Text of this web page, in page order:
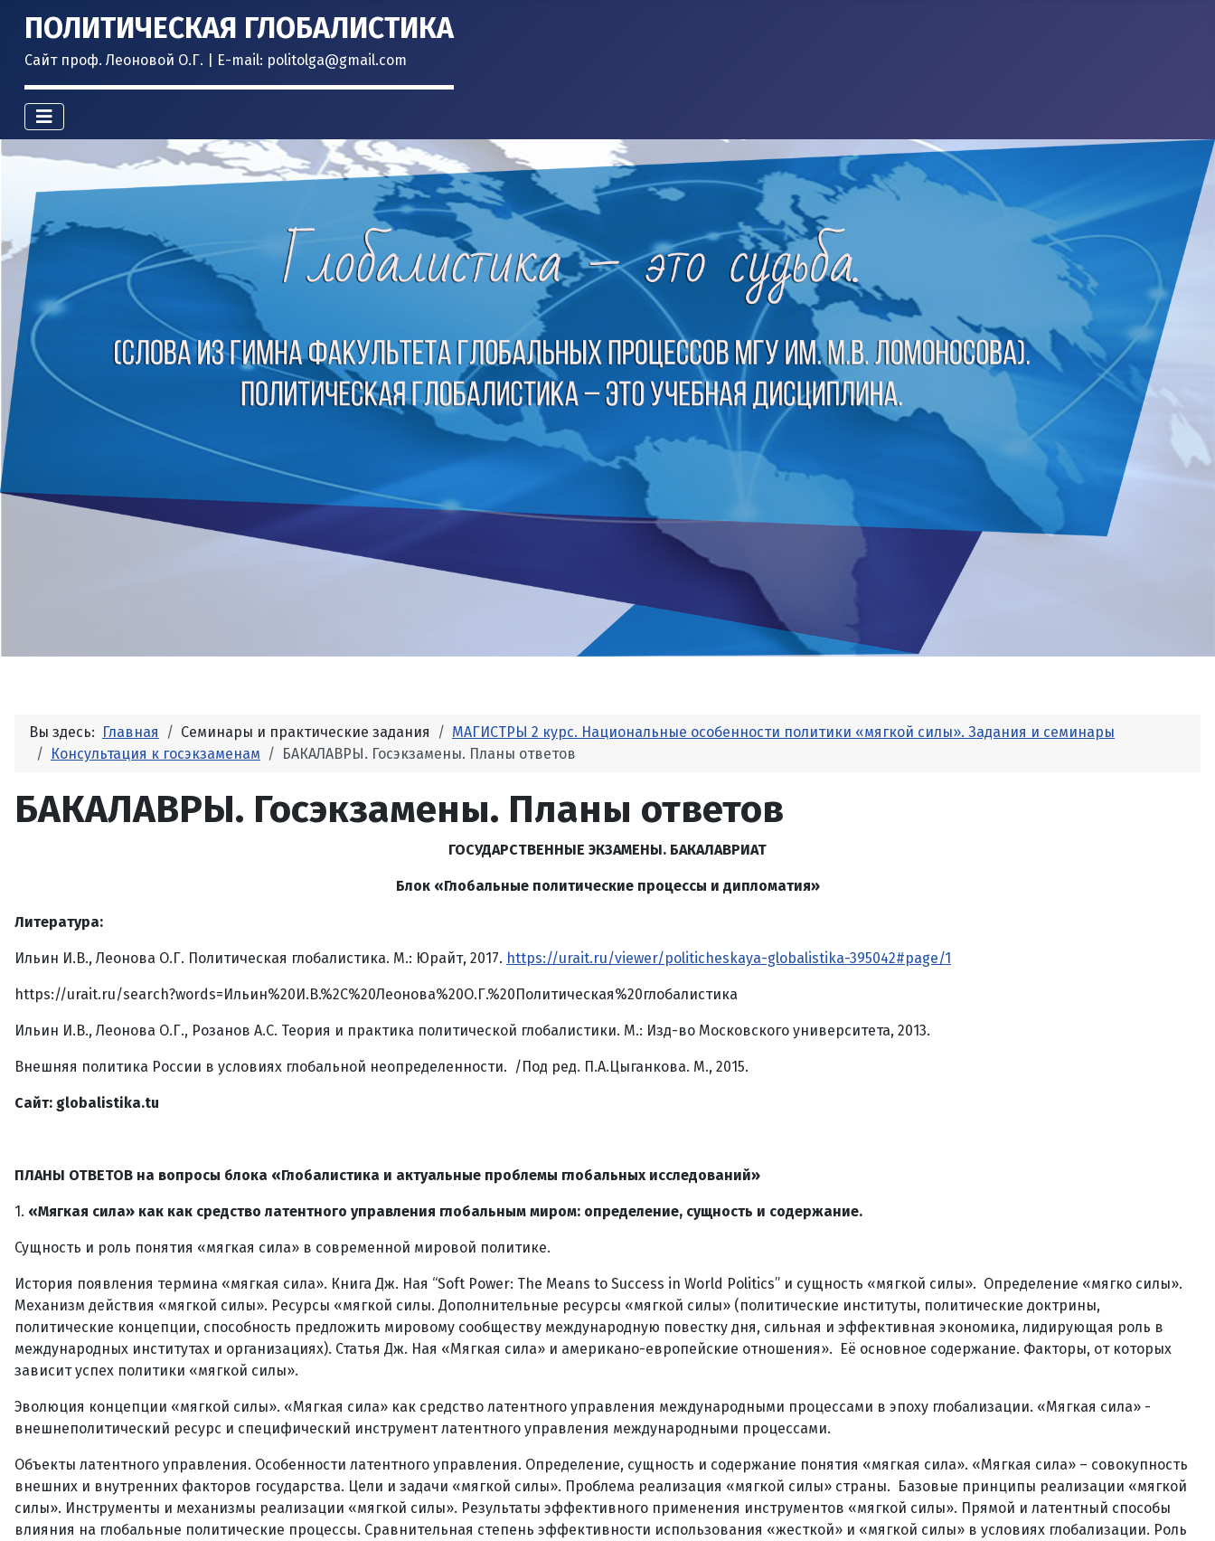
ПОЛИТИЧЕСКАЯ ГЛОБАЛИСТИКА
Сайт проф. Леоновой О.Г. | E-mail: politolga@gmail.com
Вы здесь: Главная Семинары и практические задания
МАГИСТРЫ 2 курс. Национальные особенности политики «мягкой силы». Задания и семинары
Консультация к госэкзаменам
БАКАЛАВРЫ. Госэкзамены. Планы ответов
БАКАЛАВРЫ. Госэкзамены. Планы ответов
ГОСУДАРСТВЕННЫЕ ЭКЗАМЕНЫ. БАКАЛАВРИАТ
Блок «Глобальные политические процессы и дипломатия»
Литература:
Ильин И.В., Леонова О.Г. Политическая глобалистика. М.: Юрайт, 2017. https://urait.ru/viewer/politicheskaya-globalistika-395042#page/1
https://urait.ru/search?words=Ильин%20И.В.%2C%20Леонова%20О.Г.%20Политическая%20глобалистика
Ильин И.В., Леонова О.Г., Розанов А.С. Теория и практика политической глобалистики. М.: Изд-во Московского университета, 2013.
Внешняя политика России в условиях глобальной неопределенности. /Под ред. П.А.Цыганкова. М., 2015.
Сайт: globalistika.tu
ПЛАНЫ ОТВЕТОВ на вопросы блока «Глобалистика и актуальные проблемы глобальных исследований»
1. «Мягкая сила» как как средство латентного управления глобальным миром: определение, сущность и содержание.
Сущность и роль понятия «мягкая сила» в современной мировой политике.
История появления термина «мягкая сила». Книга Дж. Ная “Soft Power: The Means to Success in World Politics” и сущность «мягкой силы». Определение «мягко силы».
Механизм действия «мягкой силы». Ресурсы «мягкой силы. Дополнительные ресурсы «мягкой силы» (политические институты, политические доктрины,
политические концепции, способность предложить мировому сообществу международную повестку дня, сильная и эффективная экономика, лидирующая роль в
международных институтах и организациях). Статья Дж. Ная «Мягкая сила» и американо-европейские отношения». Её основное содержание. Факторы, от которых
зависит успех политики «мягкой силы».
Эволюция концепции «мягкой силы». «Мягкая сила» как средство латентного управления международными процессами в эпоху глобализации. «Мягкая сила» -
внешнеполитический ресурс и специфический инструмент латентного управления международными процессами.
Объекты латентного управления. Особенности латентного управления. Определение, сущность и содержание понятия «мягкая сила». «Мягкая сила» – совокупность
внешних и внутренних факторов государства. Цели и задачи «мягкой силы». Проблема реализация «мягкой силы» страны. Базовые принципы реализации «мягкой
силы». Инструменты и механизмы реализации «мягкой силы». Результаты эффективного применения инструментов «мягкой силы». Прямой и латентный способы
влияния на глобальные политические процессы. Сравнительная степень эффективности использования «жесткой» и «мягкой силы» в условиях глобализации. Роль